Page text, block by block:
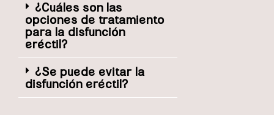
¿Cuáles son las
opciones de tratamiento
para la disfunción
eréctil?
¿Se puede evitar la
disfunción eréctil?